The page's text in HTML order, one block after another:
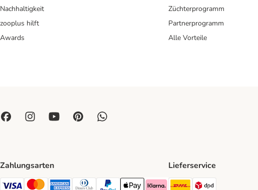
Nachhaltigkeit
zooplus hilft
Awards
Züchterprogramm
Partnerprogramm
Alle Vorteile
Zahlungsarten Lieferservice
DHL Shipping Method